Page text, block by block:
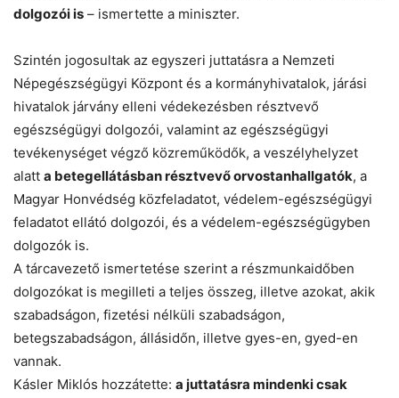
dolgozói is – ismertette a miniszter.
Szintén jogosultak az egyszeri juttatásra a Nemzeti
Népegészségügyi Központ és a kormányhivatalok, járási
hivatalok járvány elleni védekezésben résztvevő
egészségügyi dolgozói, valamint az egészségügyi
tevékenységet végző közreműködők, a veszélyhelyzet
alatt a betegellátásban résztvevő orvostanhallgatók, a
Magyar Honvédség közfeladatot, védelem-egészségügyi
feladatot ellátó dolgozói, és a védelem-egészségügyben
dolgozók is.
A tárcavezető ismertetése szerint a részmunkaidőben
dolgozókat is megilleti a teljes összeg, illetve azokat, akik
szabadságon, fizetési nélküli szabadságon,
betegszabadságon, állásidőn, illetve gyes-en, gyed-en
vannak.
Kásler Miklós hozzátette: a juttatásra mindenki csak